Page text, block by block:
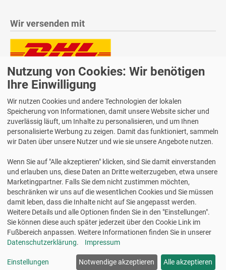
Wir versenden mit
Lieferung auch an Packstationen und Postfilialen
Samstagszustellung
Bequeme Zahlung über Paypal
2 Jahre Gewährleistung
Alle Texte, Grafiken, Bilder und das Layout sind urheberrechtlich
geschützt und dürfen nicht ohne ausdrückliche, schriftliche
Erlaubnis weiterverwendet werden.
© 2026 bits&paper GmbH - Avery Zweckform Fachshop - Avery
Zweckform 223 Fahrtenbuch für PKW, A5, weiß
Nutzung von Cookies: Wir benötigen
Ihre Einwilligung
Wir nutzen Cookies und andere Technologien der lokalen
Speicherung von Informationen, damit unsere Website sicher und
zuverlässig läuft, um Inhalte zu personalisieren, und um Ihnen
personalisierte Werbung zu zeigen. Damit das funktioniert, sammeln
wir Daten über unsere Nutzer und wie sie unsere Angebote nutzen.
Wenn Sie auf "Alle akzeptieren" klicken, sind Sie damit einverstanden
und erlauben uns, diese Daten an Dritte weiterzugeben, etwa unsere
Marketingpartner. Falls Sie dem nicht zustimmen möchten,
beschränken wir uns auf die wesentlichen Cookies und Sie müssen
damit leben, dass die Inhalte nicht auf Sie angepasst werden.
Weitere Details und alle Optionen finden Sie in den "Einstellungen".
Sie können diese auch später jederzeit über den Cookie Link im
Fußbereich anpassen. Weitere Informationen finden Sie in unserer
Datenschutzerklärung. Impressum
Einstellungen Notwendige akzeptieren Alle akzeptieren